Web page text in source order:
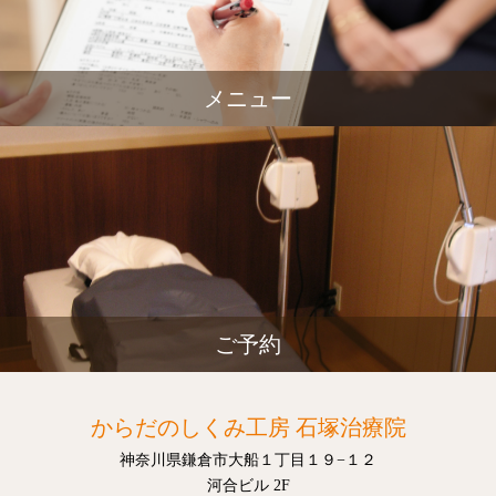
メニュー
ご予約
からだのしくみ工房 石塚治療院
神奈川県鎌倉市大船１丁目１９−１２
河合ビル 2F